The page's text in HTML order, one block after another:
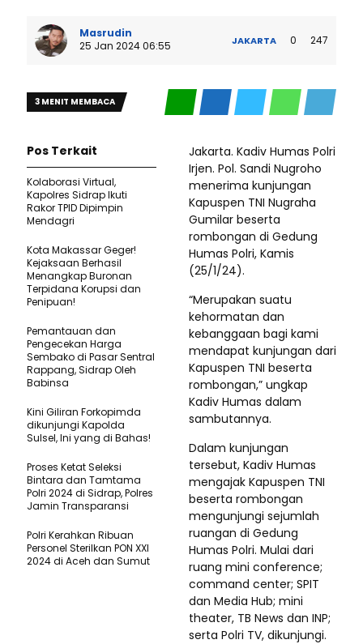
Masrudin
25 Jan 2024 06:55
JAKARTA 0 247
3 MENIT MEMBACA
Jakarta. Kadiv Humas Polri
Irjen. Pol. Sandi Nugroho
menerima kunjungan
Kapuspen TNI Nugraha
Gumilar beserta
rombongan di Gedung
Humas Polri, Kamis
(25/1/24).
“Merupakan suatu
kehormatan dan
kebanggaan bagi kami
mendapat kunjungan dari
Kapuspen TNI beserta
rombongan,” ungkap
Kadiv Humas dalam
sambutannya.
Dalam kunjungan
tersebut, Kadiv Humas
mengajak Kapuspen TNI
beserta rombongan
mengunjungi sejumlah
ruangan di Gedung
Humas Polri. Mulai dari
ruang mini conference;
command center; SPIT
dan Media Hub; mini
theater, TB News dan INP;
serta Polri TV, dikunjungi.
Pos Terkait
Kolaborasi Virtual,
Kapolres Sidrap Ikuti
Rakor TPID Dipimpin
Mendagri
Kota Makassar Geger!
Kejaksaan Berhasil
Menangkap Buronan
Terpidana Korupsi dan
Penipuan!
Pemantauan dan
Pengecekan Harga
Sembako di Pasar Sentral
Rappang, Sidrap Oleh
Babinsa
Kini Giliran Forkopimda
dikunjungi Kapolda
Sulsel, Ini yang di Bahas!
Proses Ketat Seleksi
Bintara dan Tamtama
Polri 2024 di Sidrap, Polres
Jamin Transparansi
Polri Kerahkan Ribuan
Personel Sterilkan PON XXI
2024 di Aceh dan Sumut